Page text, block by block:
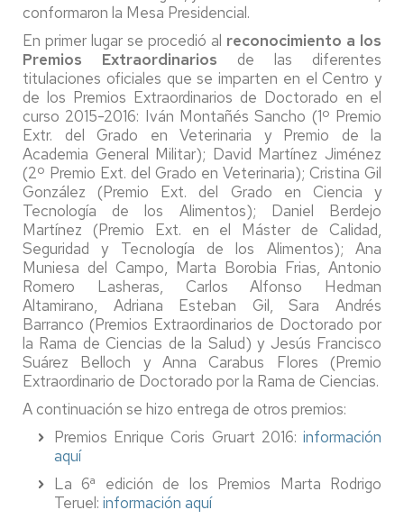
conformaron la Mesa Presidencial.
En primer lugar se procedió al reconocimiento a los
Premios Extraordinarios de las diferentes
titulaciones oficiales que se imparten en el Centro y
de los Premios Extraordinarios de Doctorado en el
curso 2015-2016: Iván Montañés Sancho (1º Premio
Extr. del Grado en Veterinaria y Premio de la
Academia General Militar); David Martínez Jiménez
(2º Premio Ext. del Grado en Veterinaria); Cristina Gil
González (Premio Ext. del Grado en Ciencia y
Tecnología de los Alimentos); Daniel Berdejo
Martínez (Premio Ext. en el Máster de Calidad,
Seguridad y Tecnología de los Alimentos); Ana
Muniesa del Campo, Marta Borobia Frias, Antonio
Romero Lasheras, Carlos Alfonso Hedman
Altamirano, Adriana Esteban Gil, Sara Andrés
Barranco (Premios Extraordinarios de Doctorado por
la Rama de Ciencias de la Salud) y Jesús Francisco
Suárez Belloch y Anna Carabus Flores (Premio
Extraordinario de Doctorado por la Rama de Ciencias.
A continuación se hizo entrega de otros premios:
Premios Enrique Coris Gruart 2016: información
aquí
La 6ª edición de los Premios Marta Rodrigo
Teruel: información aquí